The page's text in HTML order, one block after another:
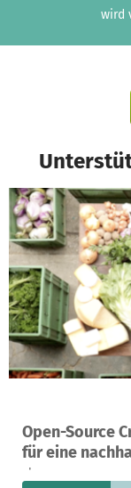
wird
Open-Source
für eine
Ein Projekt in
0